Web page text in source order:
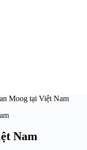
Moog tại Việt Nam
Nam